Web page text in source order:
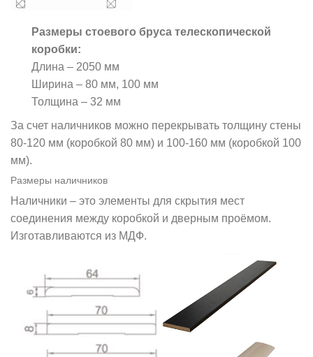
Размеры стоевого бруса телескопической
коробки:
Длина – 2050 мм
Ширина – 80 мм, 100 мм
Толщина – 32 мм
За счет наличников можно перекрывать толщину стены
80-120 мм (коробкой 80 мм) и 100-160 мм (коробкой 100
мм).
Размеры наличников
Наличники – это элементы для скрытия мест
соединения между коробкой и дверным проёмом.
Изготавливаются из МДФ.